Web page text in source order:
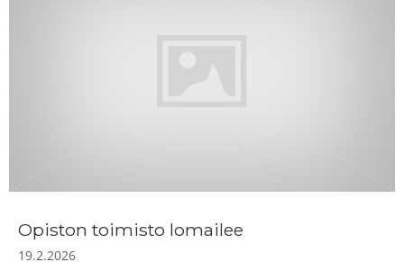
Opiston toimisto lomailee
19.2.2026